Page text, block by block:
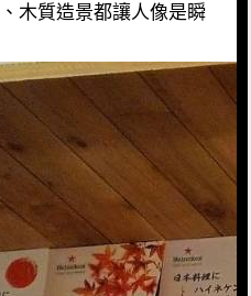
木質造景都讓人像是瞬